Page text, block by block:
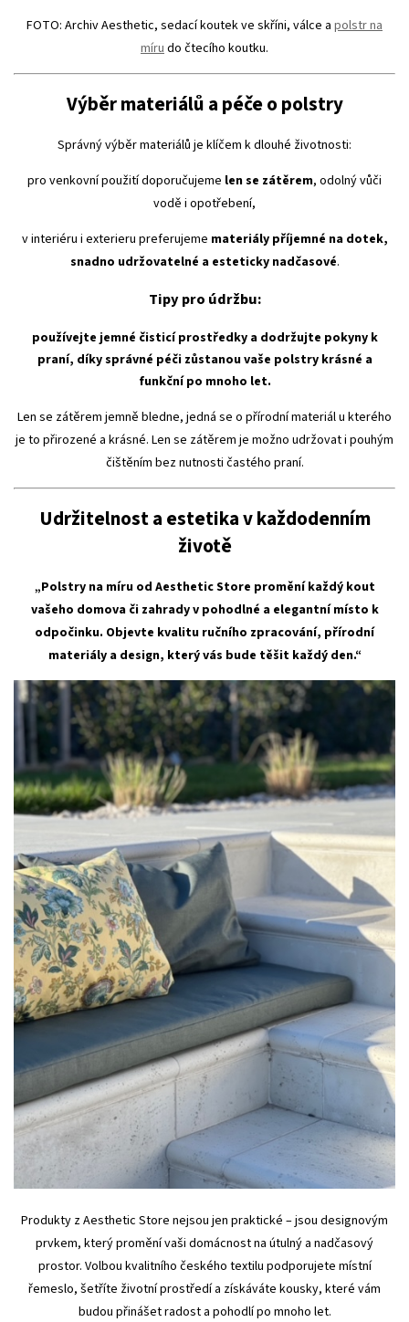
FOTO: Archiv Aesthetic, sedací koutek ve skříni, válce a polstr na
míru do čtecího koutku.
Výběr materiálů a péče o polstry
Správný výběr materiálů je klíčem k dlouhé životnosti:
pro venkovní použití doporučujeme len se zátěrem, odolný vůči
vodě i opotřebení,
v interiéru i exterieru preferujeme materiály příjemné na dotek,
snadno udržovatelné a esteticky nadčasové.
Tipy pro údržbu:
používejte jemné čisticí prostředky a dodržujte pokyny k
praní, díky správné péči zůstanou vaše polstry krásné a
funkční po mnoho let.
Len se zátěrem jemně bledne, jedná se o přírodní materiál u kterého
je to přirozené a krásné. Len se zátěrem je možno udržovat i pouhým
čištěním bez nutnosti častého praní.
Udržitelnost a estetika v každodenním
životě
„Polstry na míru od Aesthetic Store promění každý kout
vašeho domova či zahrady v pohodlné a elegantní místo k
odpočinku. Objevte kvalitu ručního zpracování, přírodní
materiály a design, který vás bude těšit každý den.“
Produkty z Aesthetic Store nejsou jen praktické – jsou designovým
prvkem, který promění vaši domácnost na útulný a nadčasový
prostor. Volbou kvalitního českého textilu podporujete místní
řemeslo, šetříte životní prostředí a získáváte kousky, které vám
budou přinášet radost a pohodlí po mnoho let.